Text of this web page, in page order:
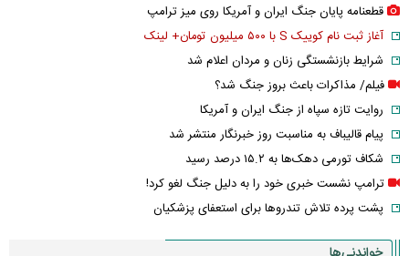
قطعنامه پایان جنگ ایران و آمریکا روی میز ترامپ
آغاز ثبت نام کوییک S با ۵۰۰ میلیون تومان+ لینک
شرایط بازنشستگی زنان و مردان اعلام شد
فیلم/ مذاکرات باعث بروز جنگ شد؟
روایت تازه سپاه از جنگ ایران و آمریکا
پیام قالیباف به مناسبت روز خبرنگار منتشر شد
شکاف تورمی دهک‌ها به ۱۵.۲ درصد رسید
ترامپ نشست خبری خود را به دلیل جنگ لغو کرد!
پشت پرده تلاش تندروها برای استعفای پزشکیان